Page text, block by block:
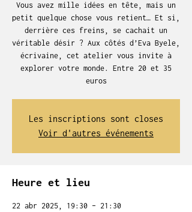
Vous avez mille idées en tête, mais un
petit quelque chose vous retient… Et si,
derrière ces freins, se cachait un
véritable désir ? Aux côtés d’Eva Byele,
écrivaine, cet atelier vous invite à
explorer votre monde. Entre 20 et 35
euros
Les inscriptions sont closes
Voir d'autres événements
Heure et lieu
22 abr 2025, 19:30 – 21:30